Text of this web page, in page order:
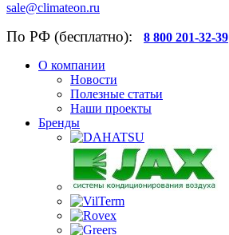
sale@climateon.ru
По РФ (бесплатно): 8 800 201-32-39
О компании
Новости
Полезные статьи
Наши проекты
Бренды